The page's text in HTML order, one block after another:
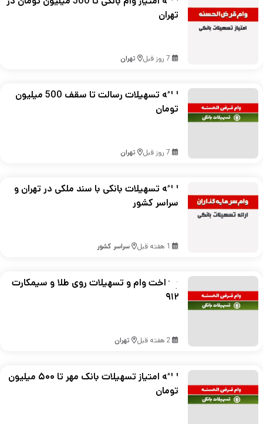
تهران
7 روز قبل تهران
ارائه تسهیلات رسالت تا سقف 500 میلیون
تومان
7 روز قبل تهران
ارائه تسهیلات بانکی با سند ملکی در تهران و
سراسر کشور
1 هفته قبل سراسر کشور
پرداخت وام و تسهیلات روی طلا و سیمکارت
۹۱۲
2 هفته قبل تهران
ارائه امتیاز تسهیلات بانک مهر تا ۵۰۰ میلیون
تومان